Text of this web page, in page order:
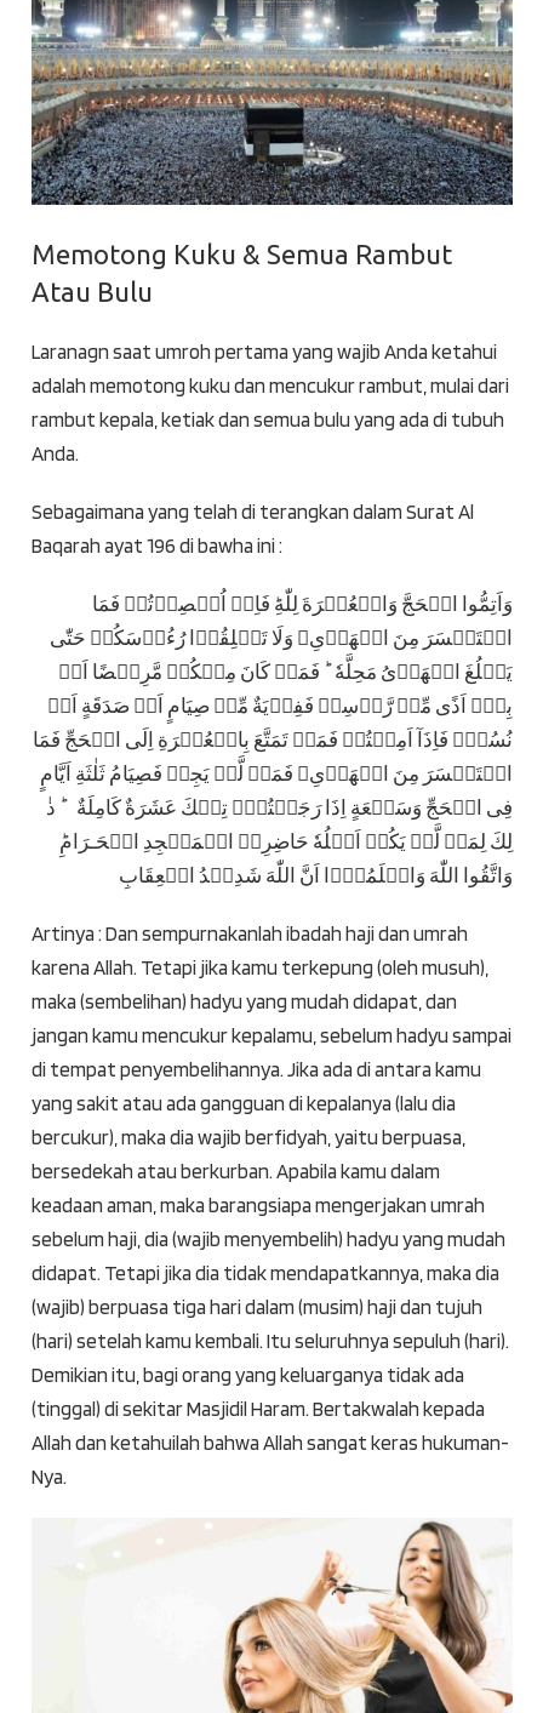
Memotong Kuku & Semua Rambut
Atau Bulu
Laranagn saat umroh pertama yang wajib Anda ketahui
adalah memotong kuku dan mencukur rambut, mulai dari
rambut kepala, ketiak dan semua bulu yang ada di tubuh
Anda.
Sebagaimana yang telah di terangkan dalam Surat Al
Baqarah ayat 196 di bawha ini :
وَاَتِمُّوا الۡحَجَّ وَالۡعُمۡرَةَ لِلّٰهِؕ فَاِنۡ اُحۡصِرۡتُمۡ فَمَا
اسۡتَيۡسَرَ مِنَ الۡهَدۡىِ‌ۚ وَلَا تَحۡلِقُوۡا رُءُوۡسَكُمۡ حَتّٰى
يَبۡلُغَ الۡهَدۡىُ مَحِلَّهٗ ؕ فَمَنۡ كَانَ مِنۡكُمۡ مَّرِيۡضًا اَوۡ
بِهٖۤ اَذًى مِّنۡ رَّاۡسِهٖ فَفِدۡيَةٌ مِّنۡ صِيَامٍ اَوۡ صَدَقَةٍ اَوۡ
نُسُكٍۚ فَاِذَآ اَمِنۡتُمۡ فَمَنۡ تَمَتَّعَ بِالۡعُمۡرَةِ اِلَى الۡحَجِّ فَمَا
اسۡتَيۡسَرَ مِنَ الۡهَدۡىِ‌ۚ فَمَنۡ لَّمۡ يَجِدۡ فَصِيَامُ ثَلٰثَةِ اَيَّامٍ
فِى الۡحَجِّ وَسَبۡعَةٍ اِذَا رَجَعۡتُمۡؕ تِلۡكَ عَشَرَةٌ كَامِلَةٌ ؕ ذٰ
لِكَ لِمَنۡ لَّمۡ يَكُنۡ اَهۡلُهٗ حَاضِرِىۡ الۡمَسۡجِدِ الۡحَـرَامِ‌ؕ
وَاتَّقُوا اللّٰهَ وَاعۡلَمُوۡٓا اَنَّ اللّٰهَ شَدِيۡدُ الۡعِقَابِ
Artinya : Dan sempurnakanlah ibadah haji dan umrah
karena Allah. Tetapi jika kamu terkepung (oleh musuh),
maka (sembelihan) hadyu yang mudah didapat, dan
jangan kamu mencukur kepalamu, sebelum hadyu sampai
di tempat penyembelihannya. Jika ada di antara kamu
yang sakit atau ada gangguan di kepalanya (lalu dia
bercukur), maka dia wajib berfidyah, yaitu berpuasa,
bersedekah atau berkurban. Apabila kamu dalam
keadaan aman, maka barangsiapa mengerjakan umrah
sebelum haji, dia (wajib menyembelih) hadyu yang mudah
didapat. Tetapi jika dia tidak mendapatkannya, maka dia
(wajib) berpuasa tiga hari dalam (musim) haji dan tujuh
(hari) setelah kamu kembali. Itu seluruhnya sepuluh (hari).
Demikian itu, bagi orang yang keluarganya tidak ada
(tinggal) di sekitar Masjidil Haram. Bertakwalah kepada
Allah dan ketahuilah bahwa Allah sangat keras hukuman-
Nya.